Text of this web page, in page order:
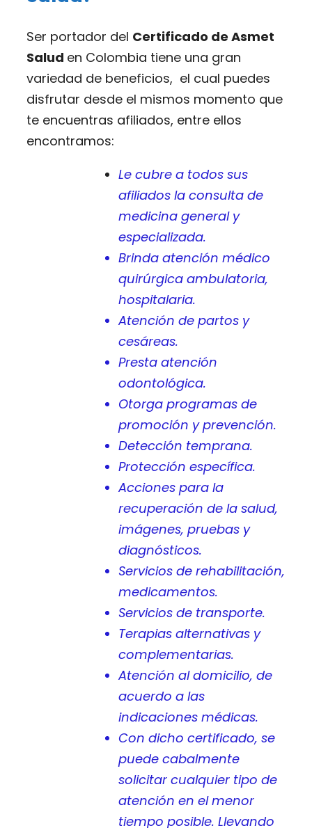
Ser portador del Certificado de Asmet
Salud en Colombia tiene una gran
variedad de beneficios, el cual puedes
disfrutar desde el mismos momento que
te encuentras afiliados, entre ellos
encontramos:
Le cubre a todos sus
afiliados la consulta de
medicina general y
especializada.
Brinda atención médico
quirúrgica ambulatoria,
hospitalaria.
Atención de partos y
cesáreas.
Presta atención
odontológica.
Otorga programas de
promoción y prevención.
Detección temprana.
Protección específica.
Acciones para la
recuperación de la salud,
imágenes, pruebas y
diagnósticos.
Servicios de rehabilitación,
medicamentos.
Servicios de transporte.
Terapias alternativas y
complementarias.
Atención al domicilio, de
acuerdo a las
indicaciones médicas.
Con dicho certificado, se
puede cabalmente
solicitar cualquier tipo de
atención en el menor
tiempo posible. Llevando